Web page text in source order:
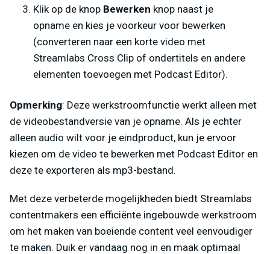
Klik op de knop Bewerken knop naast je
opname en kies je voorkeur voor bewerken
(converteren naar een korte video met
Streamlabs Cross Clip of ondertitels en andere
elementen toevoegen met Podcast Editor).
Opmerking: Deze werkstroomfunctie werkt alleen met
de videobestandversie van je opname. Als je echter
alleen audio wilt voor je eindproduct, kun je ervoor
kiezen om de video te bewerken met Podcast Editor en
deze te exporteren als mp3-bestand.
Met deze verbeterde mogelijkheden biedt Streamlabs
contentmakers een efficiënte ingebouwde werkstroom
om het maken van boeiende content veel eenvoudiger
te maken. Duik er vandaag nog in en maak optimaal